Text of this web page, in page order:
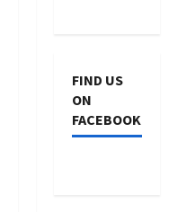
FIND US
ON
FACEBOOK